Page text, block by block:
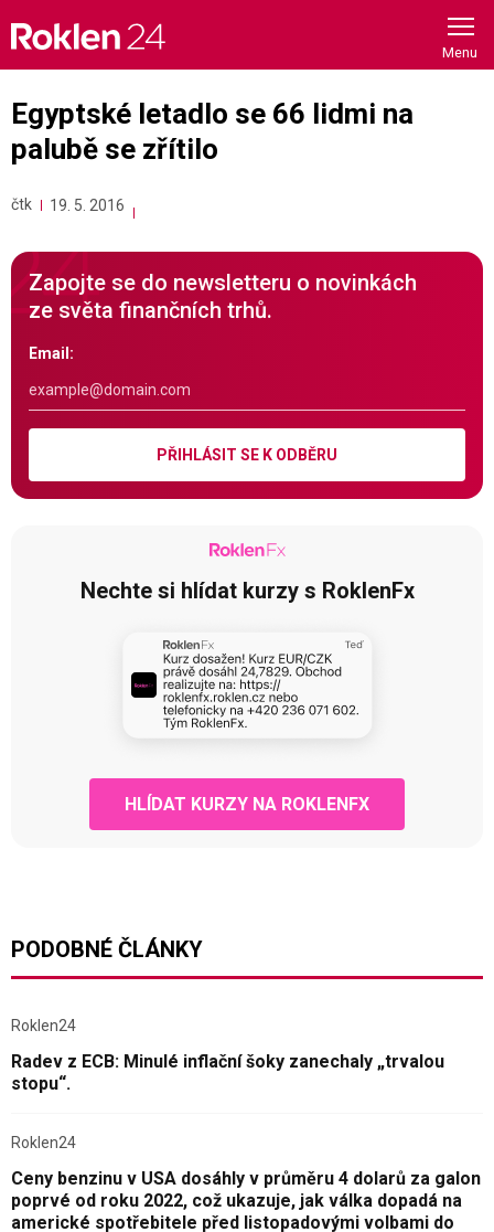
content
Egyptské letadlo se 66 lidmi na
palubě se zřítilo
čtk 19. 5. 2016
Zapojte se do newsletteru o novinkách
ze světa finančních trhů.
Email:
PŘIHLÁSIT SE K ODBĚRU
Nechte si hlídat kurzy s RoklenFx
HLÍDAT KURZY NA ROKLENFX
PODOBNÉ ČLÁNKY
Roklen24
Radev z ECB: Minulé inflační šoky zanechaly „trvalou
stopu“.
Roklen24
Ceny benzinu v USA dosáhly v průměru 4 dolarů za galon
poprvé od roku 2022, což ukazuje, jak válka dopadá na
americké spotřebitele před listopadovými volbami do